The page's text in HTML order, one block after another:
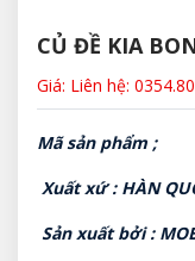
CỦ ĐỀ KIA
Giá: Liên hệ:
Mã sản phẩm ;
Xuất xứ : HÀN
Sản xuất bởi :